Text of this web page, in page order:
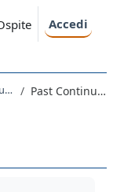
Accedi
Past Continuous Past Continuous